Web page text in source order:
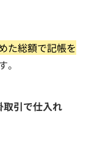
た総額で記帳を
引で仕入れ